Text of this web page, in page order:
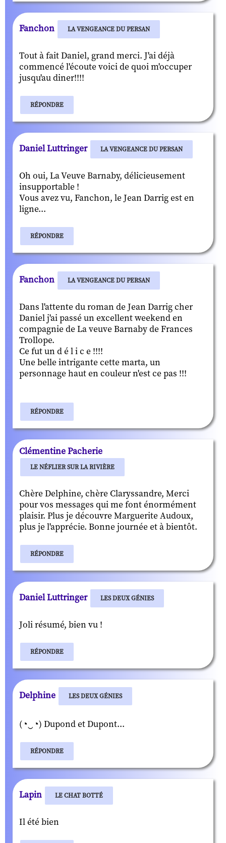
Fanchon LA VENGEANCE DU PERSAN
Tout à fait Daniel, grand merci. J'ai déjà
commencé l'écoute voici de quoi m'occuper
jusqu'au diner!!!!
RÉPONDRE
Daniel Luttringer LA VENGEANCE DU PERSAN
Oh oui, La Veuve Barnaby, délicieusement
insupportable !
Vous avez vu, Fanchon, le Jean Darrig est en
ligne...
RÉPONDRE
Fanchon LA VENGEANCE DU PERSAN
Dans l'attente du roman de Jean Darrig cher
Daniel j'ai passé un excellent weekend en
compagnie de La veuve Barnaby de Frances
Trollope.
Ce fut un d é l i c e !!!!
Une belle intrigante cette marta, un
personnage haut en couleur n'est ce pas !!!
RÉPONDRE
Clémentine Pacherie
LE NÉFLIER SUR LA RIVIÈRE
Chère Delphine, chère Claryssandre, Merci
pour vos messages qui me font énormément
plaisir. Plus je découvre Marguerite Audoux,
plus je l'apprécie. Bonne journée et à bientôt.
RÉPONDRE
Daniel Luttringer LES DEUX GÉNIES
Joli résumé, bien vu !
RÉPONDRE
Delphine LES DEUX GÉNIES
(◔‿◔) Dupond et Dupont...
RÉPONDRE
Lapin LE CHAT BOTTÉ
Il été bien